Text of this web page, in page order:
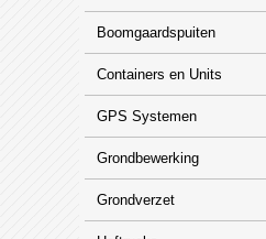
Boomgaardspuiten
Containers en Units
GPS Systemen
Grondbewerking
Grondverzet